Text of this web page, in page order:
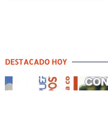
DESTACADO HOY